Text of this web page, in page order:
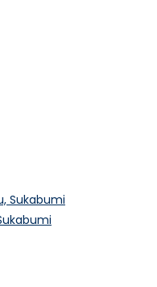
Sukabumi